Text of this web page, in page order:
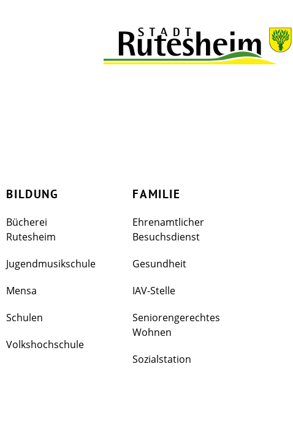
FAMILIE
BILDUNG
BILDUNG
Bücherei
Rutesheim
Jugendmusikschule
Mensa
Schulen
Volkshochschule
FAMILIE
Ehrenamtlicher
Besuchsdienst
Gesundheit
IAV-Stelle
Seniorengerechtes
Wohnen
Sozialstation